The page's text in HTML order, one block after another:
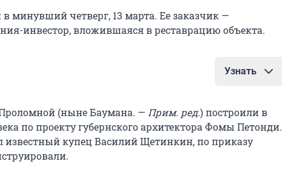
минувший четверг, 13 марта. Ее заказчик —
инвестор, вложившаяся в реставрацию объекта.
Узнать
ООО выполняет функции заказчика-застройщика и
единственный владелец «Умки» — Ренат
(ныне Баумана. — Прим. ред.) построили в
по проекту губернского архитектора Фомы Петонди.
известный купец Василий Щетинкин, по приказу